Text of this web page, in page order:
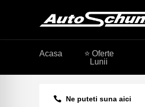
Ne puteti suna aici
Acasa
⭐ Oferte
Lunii